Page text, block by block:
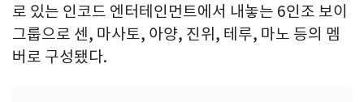
로 있는 인코드 엔터테인먼트에서 내놓는 6인조 보이
그룹으로 센, 마사토, 아양, 진위, 테루, 마노 등의 멤
버로 구성됐다.